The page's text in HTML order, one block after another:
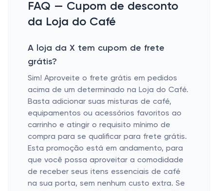
FAQ — Cupom de desconto
da Loja do Café
A loja da X tem cupom de frete
grátis?
Sim! Aproveite o frete grátis em pedidos
acima de um determinado na Loja do Café.
Basta adicionar suas misturas de café,
equipamentos ou acessórios favoritos ao
carrinho e atingir o requisito mínimo de
compra para se qualificar para frete grátis.
Esta promoção está em andamento, para
que você possa aproveitar a comodidade
de receber seus itens essenciais de café
na sua porta, sem nenhum custo extra. Se